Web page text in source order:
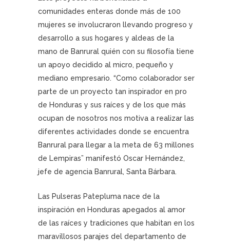
comunidades enteras donde más de 100
mujeres se involucraron llevando progreso y
desarrollo a sus hogares y aldeas de la
mano de Banrural quién con su filosofía tiene
un apoyo decidido al micro, pequeño y
mediano empresario. “Como colaborador ser
parte de un proyecto tan inspirador en pro
de Honduras y sus raíces y de los que más
ocupan de nosotros nos motiva a realizar las
diferentes actividades donde se encuentra
Banrural para llegar a la meta de 63 millones
de Lempiras” manifestó Oscar Hernández,
jefe de agencia Banrural, Santa Bárbara.
Las Pulseras Patepluma nace de la
inspiración en Honduras apegados al amor
de las raíces y tradiciones que habitan en los
maravillosos parajes del departamento de